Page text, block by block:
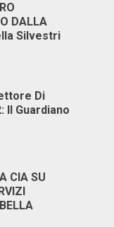
DALLA
Silvestri
Di
Il Guardiano
CIA SU